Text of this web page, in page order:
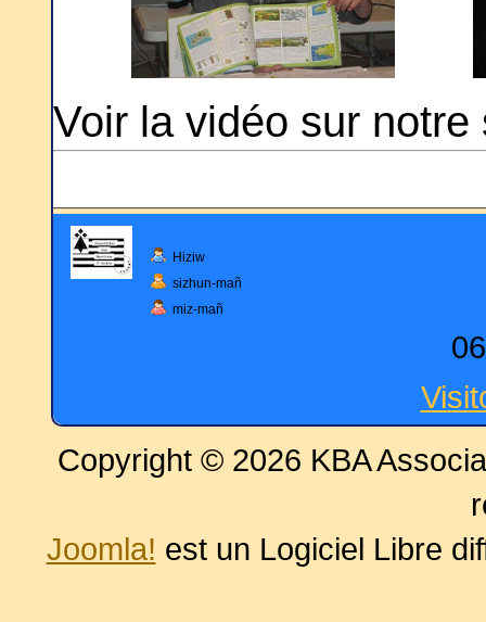
Voir la vidéo sur
Hiziw
sizhun-mañ
miz-mañ
Copyright © 2026 KBA
Joomla! est un Logiciel Libre